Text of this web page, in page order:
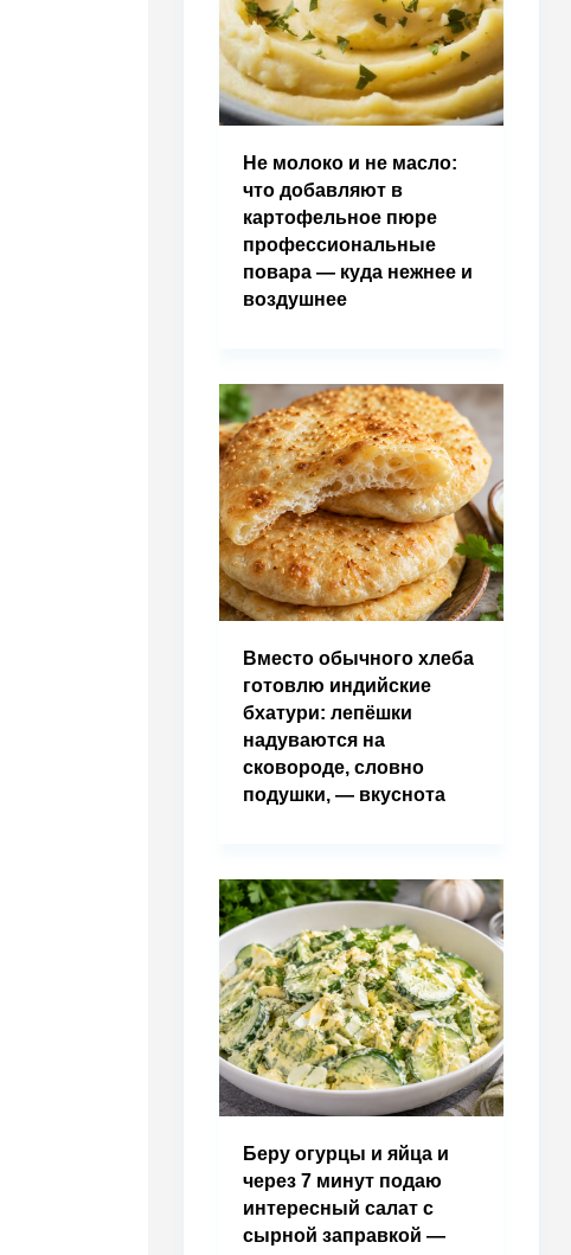
Не молоко и не масло:
что добавляют в
картофельное пюре
профессиональные
повара — куда нежнее и
воздушнее
Вместо обычного хлеба
готовлю индийские
бхатури: лепёшки
надуваются на
сковороде, словно
подушки, — вкуснота
Беру огурцы и яйца и
через 7 минут подаю
интересный салат с
сырной заправкой —